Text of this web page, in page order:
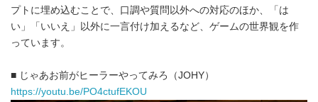
プトに埋め込むことで、口調や質問以外への対応のほか、「は
い」「いいえ」以外に一言付け加えるなど、ゲームの世界観を作
っています。
■ じゃあお前がヒーラーやってみろ（JOHY）
https://youtu.be/PO4ctufEKOU